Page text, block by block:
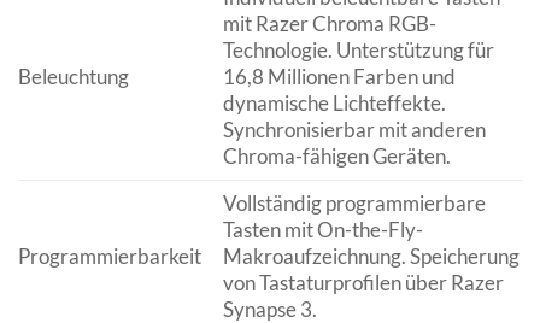
Beleuchtung
mit Razer Chroma RGB-
Technologie. Unterstützung für
16,8 Millionen Farben und
dynamische Lichteffekte.
Synchronisierbar mit anderen
Chroma-fähigen Geräten.
Programmierbarkeit
Vollständig programmierbare
Tasten mit On-the-Fly-
Makroaufzeichnung. Speicherung
von Tastaturprofilen über Razer
Synapse 3.